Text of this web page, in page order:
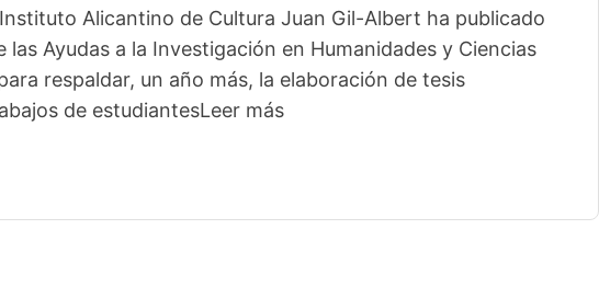
Alicantino de Cultura Juan Gil-Albert ha publicado
las Ayudas a la Investigación en Humanidades y Ciencias
respaldar, un año más, la elaboración de tesis
de estudiantesLeer más